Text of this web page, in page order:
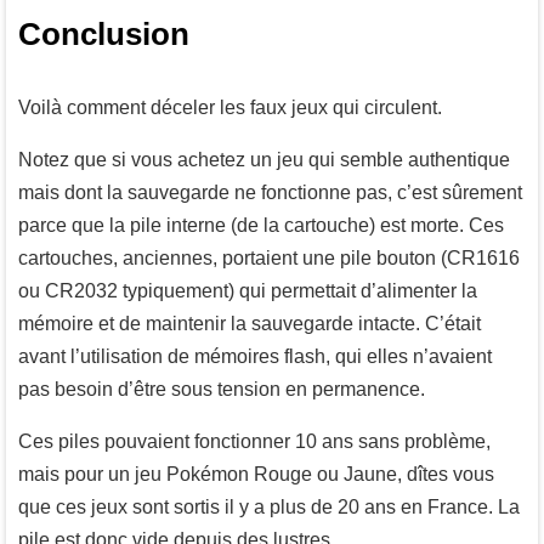
Conclusion
Voilà comment déceler les faux jeux qui circulent.
Notez que si vous achetez un jeu qui semble authentique
mais dont la sauvegarde ne fonctionne pas, c’est sûrement
parce que la pile interne (de la cartouche) est morte. Ces
cartouches, anciennes, portaient une pile bouton (CR1616
ou CR2032 typiquement) qui permettait d’alimenter la
mémoire et de maintenir la sauvegarde intacte. C’était
avant l’utilisation de mémoires flash, qui elles n’avaient
pas besoin d’être sous tension en permanence.
Ces piles pouvaient fonctionner 10 ans sans problème,
mais pour un jeu Pokémon Rouge ou Jaune, dîtes vous
que ces jeux sont sortis il y a plus de 20 ans en France. La
pile est donc vide depuis des lustres.